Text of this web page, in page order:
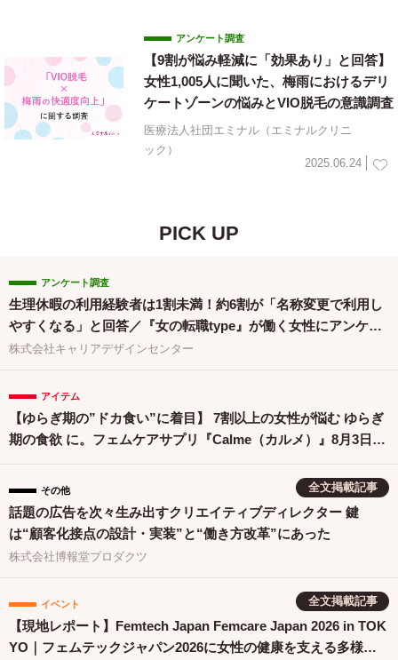
アンケート調査
【9割が悩み軽減に「効果あり」と回答】
女性1,005人に聞いた、梅雨におけるデリ
ケートゾーンの悩みとVIO脱毛の意識調査
医療法人社団エミナル（エミナルクリニ
ック）
2025.06.24
PICK UP
アンケート調査
生理休暇の利用経験者は1割未満！約6割が「名称変更で利用し
やすくなる」と回答／『女の転職type』が働く女性にアンケー
ト【第134回】
株式会社キャリアデザインセンター
アイテム
【ゆらぎ期の”ドカ食い”に着目】 7割以上の女性が悩む ゆらぎ
期の食欲 に。フェムケアサプリ『Calme（カルメ）』8月3日新
全文掲載記事
その他
話題の広告を次々生み出すクリエイティブディレクター 鍵
は“顧客化接点の設計・実装”と“働き方改革”にあった
株式会社博報堂プロダクツ
全文掲載記事
イベント
【現地レポート】Femtech Japan Femcare Japan 2026 in TOK
YO｜フェムテックジャパン2026に女性の健康を支える多様な